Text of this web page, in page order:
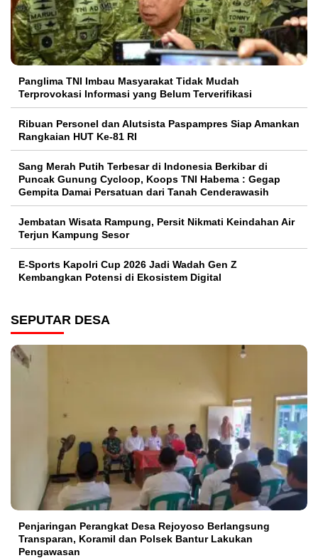
Panglima TNI Imbau Masyarakat Tidak Mudah
Terprovokasi Informasi yang Belum Terverifikasi
Ribuan Personel dan Alutsista Paspampres Siap Amankan
Rangkaian HUT Ke-81 RI
Sang Merah Putih Terbesar di Indonesia Berkibar di
Puncak Gunung Cycloop, Koops TNI Habema : Gegap
Gempita Damai Persatuan dari Tanah Cenderawasih
Jembatan Wisata Rampung, Persit Nikmati Keindahan Air
Terjun Kampung Sesor
E-Sports Kapolri Cup 2026 Jadi Wadah Gen Z
Kembangkan Potensi di Ekosistem Digital
SEPUTAR DESA
Penjaringan Perangkat Desa Rejoyoso Berlangsung
Transparan, Koramil dan Polsek Bantur Lakukan
Pengawasan